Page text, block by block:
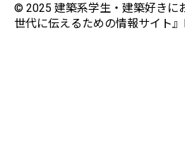
© 2025 建築系学生・建築好きに
世代に伝えるための情報サイト』